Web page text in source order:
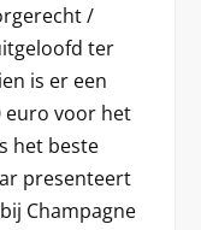
/
ter
is er een
euro voor het
het beste
presenteert
Champagne